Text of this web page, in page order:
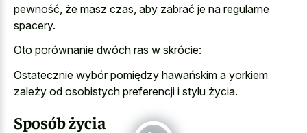
pewność, że masz czas, aby zabrać je na regularne
spacery.
Oto porównanie dwóch ras w skrócie:
Ostatecznie wybór pomiędzy hawańskim a yorkiem
zależy od osobistych preferencji i stylu życia.
Sposób życia